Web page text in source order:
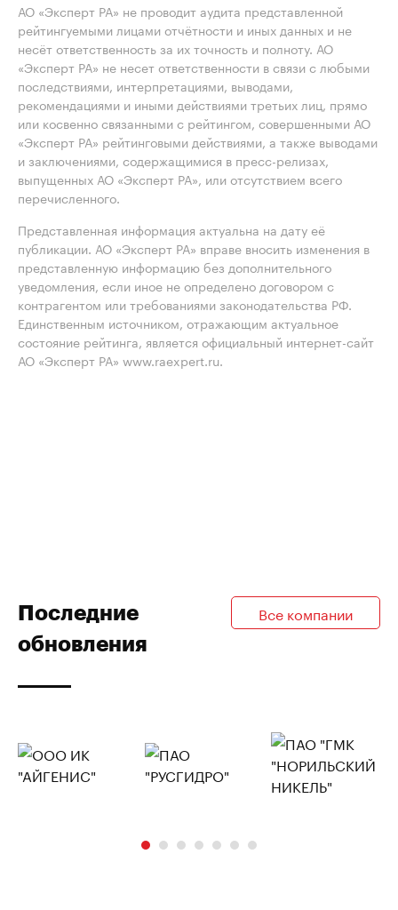
АО «Эксперт РА» не проводит аудита представленной
рейтингуемыми лицами отчётности и иных данных и не
несёт ответственность за их точность и полноту. АО
«Эксперт РА» не несет ответственности в связи с любыми
последствиями, интерпретациями, выводами,
рекомендациями и иными действиями третьих лиц, прямо
или косвенно связанными с рейтингом, совершенными АО
«Эксперт РА» рейтинговыми действиями, а также выводами
и заключениями, содержащимися в пресс-релизах,
выпущенных АО «Эксперт РА», или отсутствием всего
перечисленного.
Представленная информация актуальна на дату её
публикации. АО «Эксперт РА» вправе вносить изменения в
представленную информацию без дополнительного
уведомления, если иное не определено договором с
контрагентом или требованиями законодательства РФ.
Единственным источником, отражающим актуальное
состояние рейтинга, является официальный интернет-сайт
АО «Эксперт РА» www.raexpert.ru.
Последние
обновления
Все компании